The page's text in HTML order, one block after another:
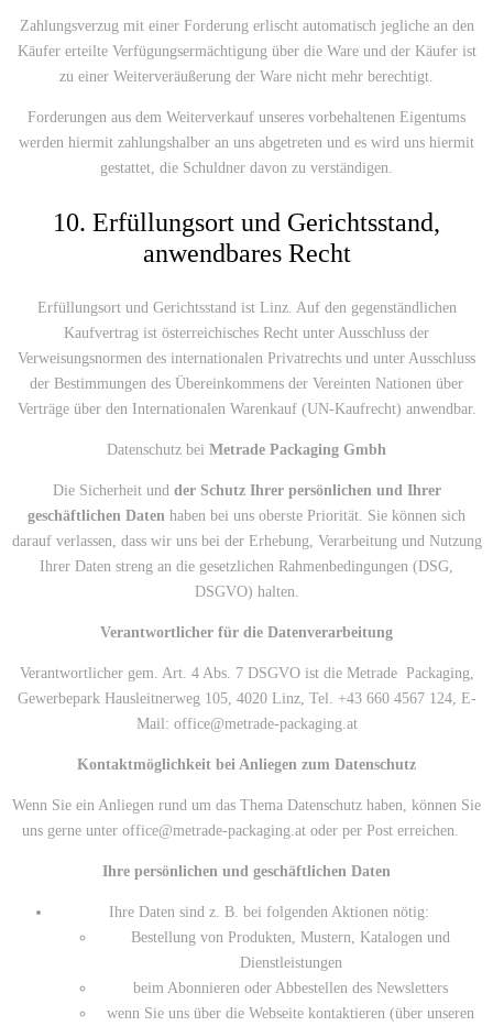
Zahlungsverzug mit einer Forderung erlischt automatisch jegliche an den
Käufer erteilte Verfügungsermächtigung über die Ware und der Käufer ist
zu einer Weiterveräußerung der Ware nicht mehr berechtigt.
Forderungen aus dem Weiterverkauf unseres vorbehaltenen Eigentums
werden hiermit zahlungshalber an uns abgetreten und es wird uns hiermit
gestattet, die Schuldner davon zu verständigen.
10. Erfüllungsort und Gerichtsstand,
anwendbares Recht
Erfüllungsort und Gerichtsstand ist Linz. Auf den gegenständlichen
Kaufvertrag ist österreichisches Recht unter Ausschluss der
Verweisungsnormen des internationalen Privatrechts und unter Ausschluss
der Bestimmungen des Übereinkommens der Vereinten Nationen über
Verträge über den Internationalen Warenkauf (UN-Kaufrecht) anwendbar.
Datenschutz bei Metrade Packaging Gmbh
Die Sicherheit und der Schutz Ihrer persönlichen und Ihrer
geschäftlichen Daten haben bei uns oberste Priorität. Sie können sich
darauf verlassen, dass wir uns bei der Erhebung, Verarbeitung und Nutzung
Ihrer Daten streng an die gesetzlichen Rahmenbedingungen (DSG,
DSGVO) halten.
Verantwortlicher für die Datenverarbeitung
Verantwortlicher gem. Art. 4 Abs. 7 DSGVO ist die Metrade Packaging,
Gewerbepark Hausleitnerweg 105, 4020 Linz, Tel. +43 660 4567 124, E-
Mail: office@metrade-packaging.at
Kontaktmöglichkeit bei Anliegen zum Datenschutz
Wenn Sie ein Anliegen rund um das Thema Datenschutz haben, können Sie
uns gerne unter office@metrade-packaging.atoder per Post erreichen.
Ihre persönlichen und geschäftlichen Daten
Ihre Daten sind z. B. bei folgenden Aktionen nötig:
Bestellung von Produkten, Mustern, Katalogen und
Dienstleistungen
beim Abonnieren oder Abbestellen des Newsletters
wenn Sie uns über die Webseite kontaktieren (über unseren